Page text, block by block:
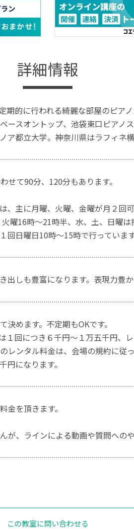
詳細情報
期的に行われる綺麗な部屋のピア
ースオントップ、池袋東口ピアノ
ア都立大学。神奈川県はラフィネ
せて90分、120分もあります。
、主に月曜、火曜、金曜が月２回
曜16時〜21時半、水、土、日曜は
回日曜日10時〜15時で行っています
出しも豊富になります。表現力豊
決めます。不定期もOKです。
１回につき６千円〜１万五千円、
レンタル料金は、会場の規約に従っ
円になります。
金を頂きます。
が、ラインによる動画や質問への
この教室に問い合わせる